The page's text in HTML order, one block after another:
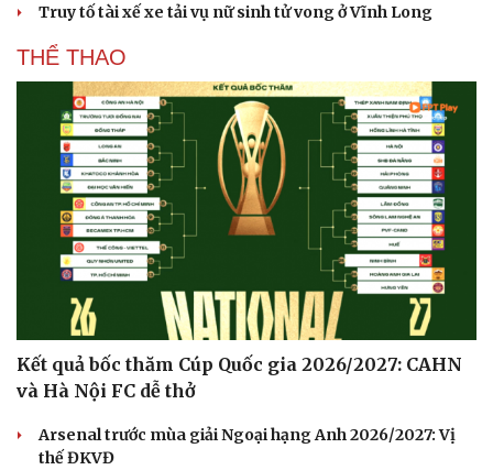
Tư vấn
check-in
Câu chuyện thời sự
Kể chuyện cho bé
Hạt giống tâm hồn
Truy tố tài xế xe tải vụ nữ sinh tử vong ở Vĩnh Long
THỂ THAO
Kết quả bốc thăm Cúp Quốc gia 2026/2027: CAHN
và Hà Nội FC dễ thở
Arsenal trước mùa giải Ngoại hạng Anh 2026/2027: Vị
thế ĐKVĐ